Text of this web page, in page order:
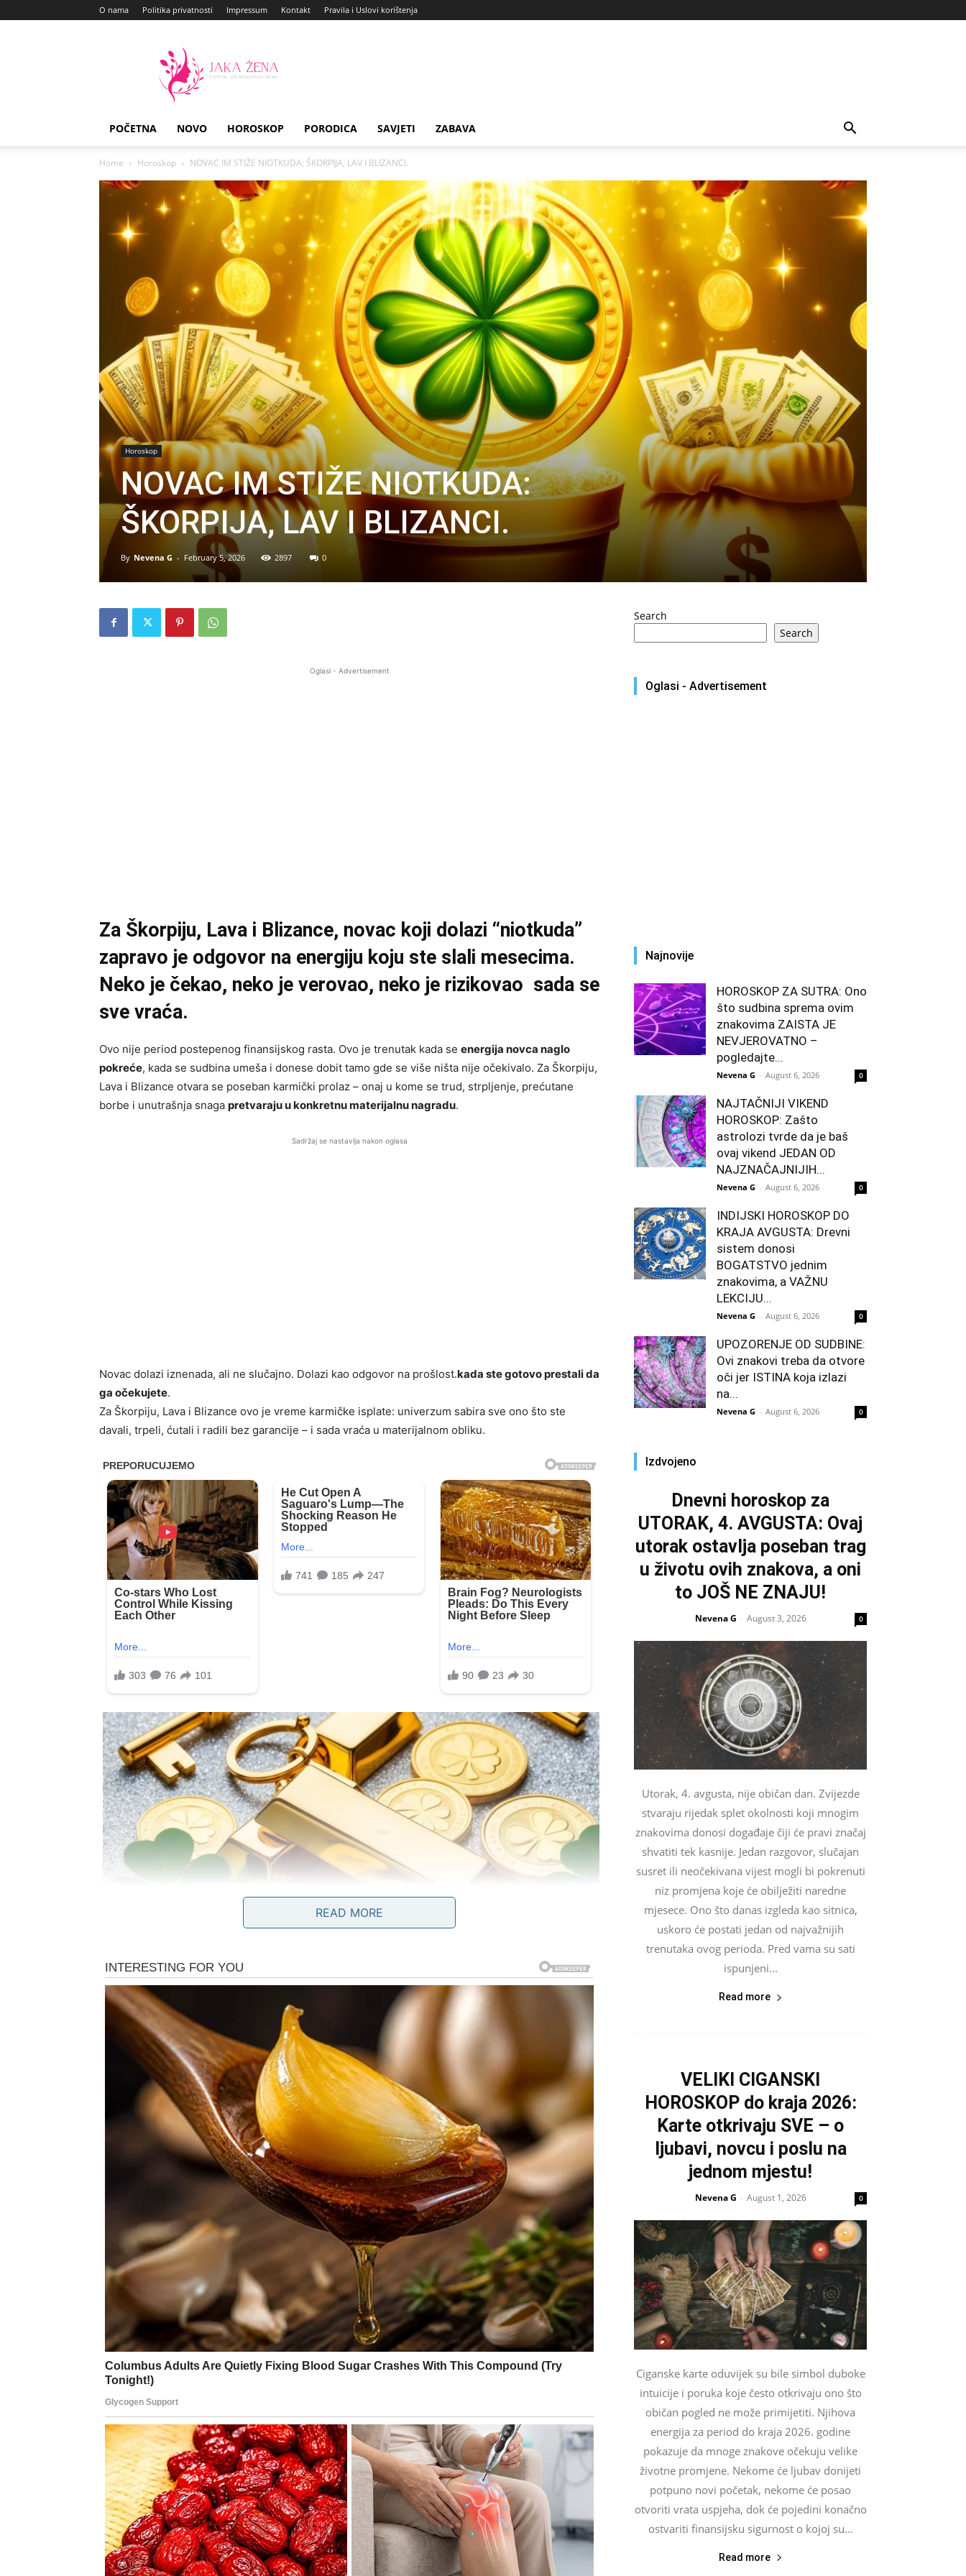
O nama Politika privatnosti Impressum Kontakt Pravila i Uslovi korištenja
Zena
POČETNA NOVO HOROSKOP PORODICA SAVJETI ZABAVA
Home Horoskop NOVAC IM STIŽE NIOTKUDA: ŠKORPIJA, LAV I BLIZANCI.
Horoskop
NOVAC IM STIŽE NIOTKUDA:
ŠKORPIJA, LAV I BLIZANCI.
By Nevena G - February 5, 2026 2897 0
Oglasi - Advertisement
Za Škorpiju, Lava i Blizance, novac koji dolazi “niotkuda”
zapravo je odgovor na energiju koju ste slali mesecima.
Neko je čekao, neko je verovao, neko je rizikovao sada se
sve vraća.
Ovo nije period postepenog finansijskog rasta. Ovo je trenutak kada se energija novca naglo
pokreće, kada se sudbina umeša i donese dobit tamo gde se više ništa nije očekivalo. Za Škorpiju,
Lava i Blizance otvara se poseban karmički prolaz – onaj u kome se trud, strpljenje, prećutane
borbe i unutrašnja snaga pretvaraju u konkretnu materijalnu nagradu.
Sadržaj se nastavlja nakon oglasa
Novac dolazi iznenada, ali ne slučajno. Dolazi kao odgovor na prošlost.kada ste gotovo prestali da
ga očekujete.
Za Škorpiju, Lava i Blizance ovo je vreme karmičke isplate: univerzum sabira sve ono što ste
davali, trpeli, ćutali i radili bez garancije – i sada vraća u materijalnom obliku.
ŠKORPIJA – Novac koji zatvara staro poglavlje i vraća
moć
Škorpija je znak koji dugo pamti, duboko oseća i često nosi terete koje drugi ne vide. U
prethodnom periodu, mnoge Škorpije su bile finansijski oprezne, stegnute da se oslone samo na
sebe. Upravo zato sada dolazinovac koji menja unutrašnji osećaj sigurnosti.
Ovo može biti povrat duga, zaostala isplata, bonus, nasledstvo, dobit kroz dogovor, sudsku
nagodbu ili pomoć koja dolazi iz pravca koji ste već otpisali. Ključno je to što novac dolazi
, ali nosi snažan osećaj pravde – kao da vam se nešto vraća.
Za Škorpiju, ovaj novac nije samo cifra. On donosi kontrolu, moć i slobodu izbora
. Omogućava
vam da presečete nešto što vas je opterećivalo ili da konačno investirate u sebe bez straha.
Karmička poruka za Škorpiju:
Ono što ste prećutali i izdržali sada se pretvara u stabilnost. Dug je vraćen.
LAV – Novac kao priznanje i potvrda vrednosti
Lav ulazi u period u kome se novac pojavljuje kao
Ako ste se u prethodnim mesecima osećali potcenjeno ili kao da dajete više nego što dobijate –
sada se balans vraća.
Novac može doći kroz povišicu, honorar, poklon, dobit, povoljnu priliku ili neočekivanu ponudu.
Često je povezan s vašim imenom, ugledom, talentom ili nečim što ste radili iz srca. Ovo je
energija u kojoj vas drugivide i vrednuju.
Posebno je važno da Lav ovog puta ne umanjuje svoju vrednost. Novac koji dolazi je znak da ste
na pravom putu i da ne treba da se povlačite ili sumnjate.
READ MORE
Search
Search
Oglasi - Advertisement
Najnovije
HOROSKOP ZA SUTRA: Ono
što sudbina sprema ovim
znakovima ZAISTA JE
NEVJEROVATNO –
pogledajte...
Nevena G - August 6, 2026 0
NAJTAČNIJI VIKEND
HOROSKOP: Zašto
astrolozi tvrde da je baš
ovaj vikend JEDAN OD
NAJZNAČAJNIJIH...
Nevena G - August 6, 2026 0
INDIJSKI HOROSKOP DO
KRAJA AVGUSTA: Drevni
sistem donosi
BOGATSTVO jednim
znakovima, a VAŽNU
LEKCIJU...
Nevena G - August 6, 2026 0
UPOZORENJE OD SUDBINE:
Ovi znakovi treba da otvore
oči jer ISTINA koja izlazi
na...
Nevena G - August 6, 2026 0
Izdvojeno
Dnevni horoskop za
UTORAK, 4. AVGUSTA: Ovaj
utorak ostavlja poseban trag
u životu ovih znakova, a oni
to JOŠ NE ZNAJU!
Nevena G - August 3, 2026 0
Utorak, 4. avgusta, nije običan dan. Zvijezde
stvaraju rijedak splet okolnosti koji mnogim
znakovima donosi događaje čiji će pravi značaj
shvatiti tek kasnije. Jedan razgovor, slučajan
susret ili neočekivana vijest mogli bi pokrenuti
niz promjena koje će obilježiti naredne
mjesece. Ono što danas izgleda kao sitnica,
uskoro će postati jedan od najvažnijih
trenutaka ovog perioda. Pred vama su sati
ispunjeni...
Read more
VELIKI CIGANSKI
HOROSKOP do kraja 2026:
Karte otkrivaju SVE – o
ljubavi, novcu i poslu na
jednom mjestu!
Nevena G - August 1, 2026 0
Ciganske karte oduvijek su bile simbol duboke
intuicije i poruka koje često otkrivaju ono što
običan pogled ne može primijetiti. Njihova
energija za period do kraja 2026. godine
pokazuje da mnoge znakove očekuju velike
životne promjene. Nekome će ljubav donijeti
potpuno novi početak, nekome će posao
otvoriti vrata uspjeha, dok će pojedini konačno
ostvariti finansijsku sigurnost o kojoj su...
Read more